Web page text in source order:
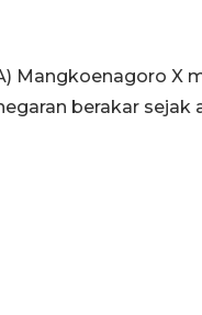
Mangkoenagoro X
berakar sejak